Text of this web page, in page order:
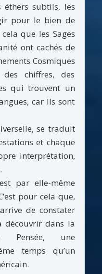
subtils, les
pour le bien de
cela que les Sages
ont cachés de
Cosmiques
chiffres, des
qui trouvent un
car Ils sont
se traduit
et chaque
interprétation,
par elle-même
pour cela que,
de constater
découvrir dans la
Pensée, une
temps qu’un